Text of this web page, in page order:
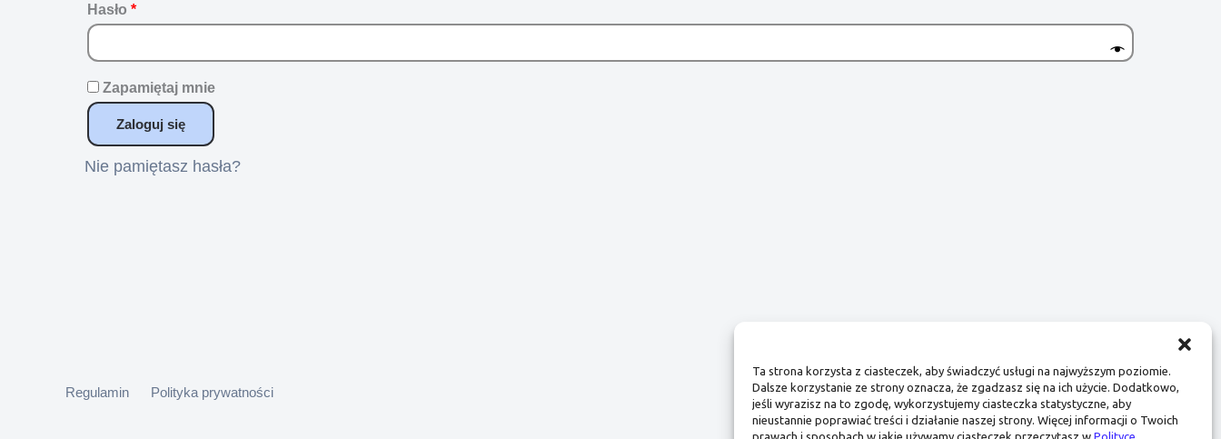
Ta strona korzysta z ciasteczek, aby świadczyć usługi na najwyższym poziomie.
Dalsze korzystanie ze strony oznacza, że zgadzasz się na ich użycie. Dodatkowo,
jeśli wyrazisz na to zgodę, wykorzystujemy ciasteczka statystyczne, aby
nieustannie poprawiać treści i działanie naszej strony. Więcej informacji o Twoich
prawach i sposobach w jakie używamy ciasteczek przeczytasz w Polityce
Hasło *
Zapamiętaj mnie
Zaloguj się
Nie pamiętasz hasła?
Regulamin Polityka prywatności